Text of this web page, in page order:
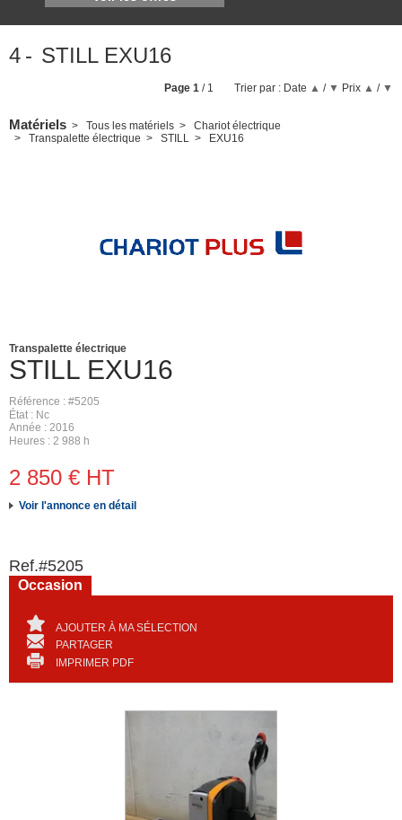
Matériels Tous les matériels
Chariot électrique
Transpalette électrique
STILL EXU16
4 STILL EXU16
Trier par : Date ▲ / ▼ Prix ▲ / ▼
Page 1 / 1
STILL EXU16
Transpalette électrique
Référence
#5205
État
Nc
Année
2016
Heures
2 988 h
2 850 € HT
Voir l'annonce en détail
Ref.#5205
Occasion
AJOUTER À MA SÉLECTION
PARTAGER
IMPRIMER PDF